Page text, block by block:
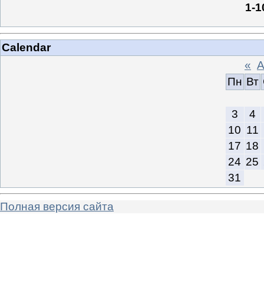
1-
Calendar
«
Пн Вт
3
4
10 11
17 18
24 25
31
Полная версия сайта